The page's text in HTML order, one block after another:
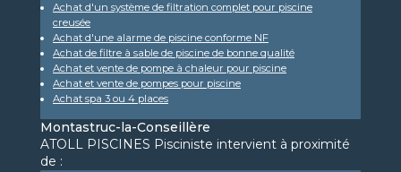
Achat d'un système de filtration complet pour piscine
creusée
Achat d'une alarme de piscine conforme NF
Achat de filtre à sable de piscine de bonne qualité
Achat et vente de pompe à chaleur pour piscine
Achat et vente de pompes pour piscine
Achat spa 3 ou 4 places
Montastruc-la-Conseillère
ATOLL PISCINES Pisciniste intervient à proximité
de :